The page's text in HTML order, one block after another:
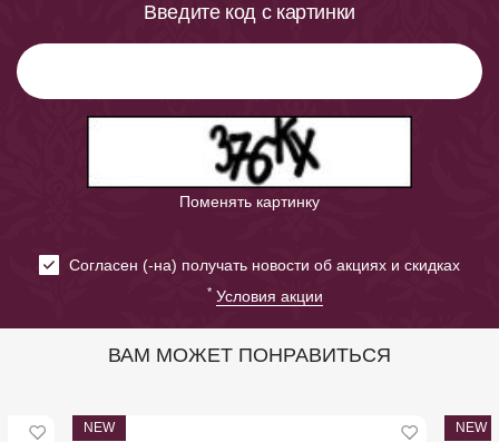
Введите код с картинки
Поменять картинку
Cогласен (-на) получать новости об акциях и скидках
* Условия акции
ВАМ МОЖЕТ ПОНРАВИТЬСЯ
NEW NEW